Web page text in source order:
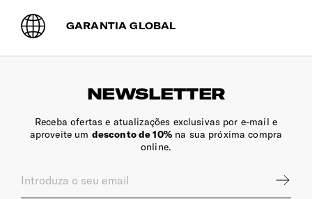
GARANTIA GLOBAL
NEWSLETTER
Receba ofertas e atualizações exclusivas por e-mail e
aproveite um desconto de 10%na sua próxima compra
online.